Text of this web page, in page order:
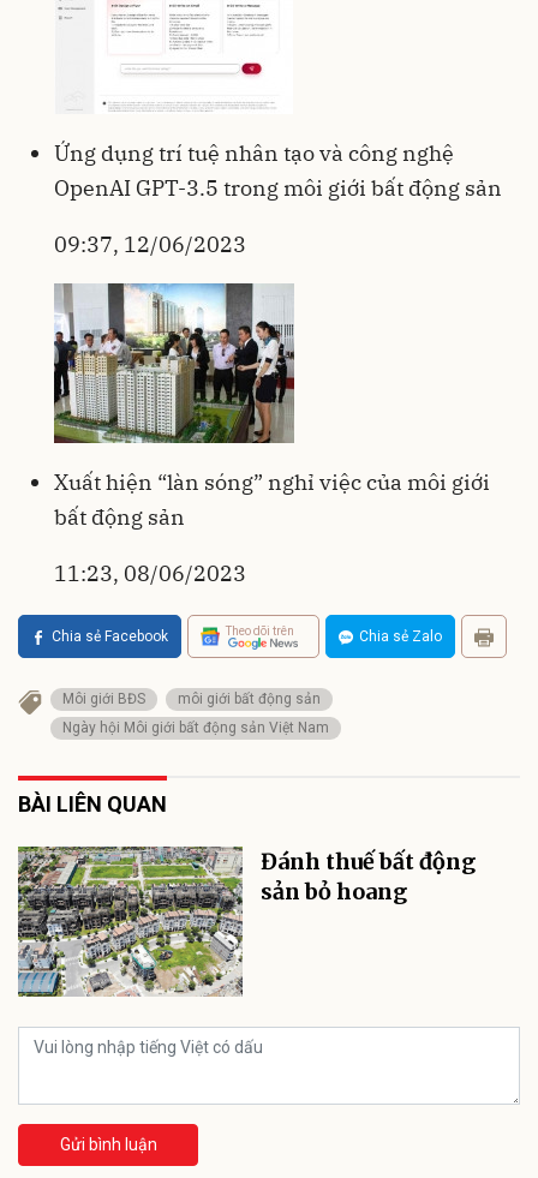
Ứng dụng trí tuệ nhân tạo và công nghệ
OpenAI GPT-3.5 trong môi giới bất động sản
09:37, 12/06/2023
Xuất hiện “làn sóng” nghỉ việc của môi giới
bất động sản
11:23, 08/06/2023
Chia sẻ Facebook Theo dõi trên Chia sẻ Zalo
Môi giới BĐS
môi giới bất động sản
Ngày hội Môi giới bất động sản Việt Nam
BÀI LIÊN QUAN
Đánh thuế bất động
sản bỏ hoang
Gửi bình luận